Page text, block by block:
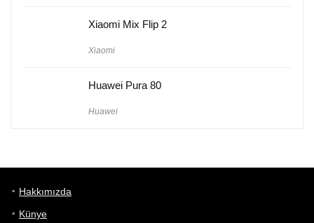
Xiaomi Mix Flip 2
Xiaomi
Huawei Pura 80
Huawei
Hakkımızda
Künye